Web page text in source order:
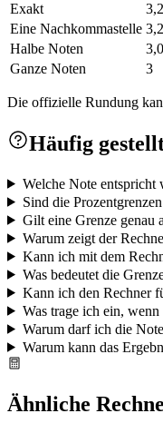
Exakt
Eine Nachkommastelle 3,2
Halbe Noten
3,0
Ganze Noten
3
Die offizielle Rundung
Häufig
Welche Note entspricht
Sind die
Gilt eine Grenze genau
Warum zeigt der
Kann ich mit dem
Was bedeutet die
Kann ich den Rechner
Was trage ich ein,
Warum darf ich die
Warum kann das
Ähnliche